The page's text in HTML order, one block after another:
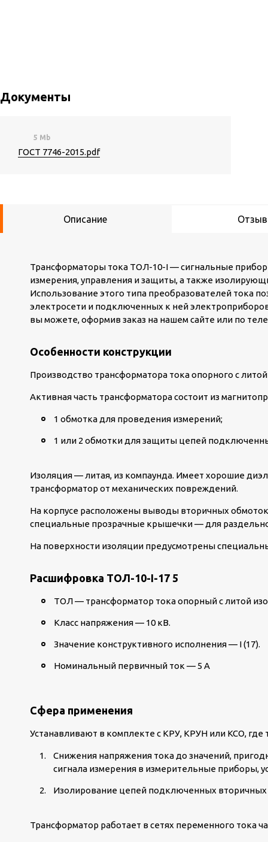
Документы
5 Mb
ГОСТ 7746-2015.pdf
Описание
Трансформаторы тока ТОЛ-10-I — сигнальные
измерения, управления и защиты, а также
Использование этого типа преобразователей тока
электросети и подключенных к ней
вы можете, оформив заказ на нашем сайте или по
Особенности конструкции
Производство трансформатора тока опорного с
Активная часть трансформатора состоит из
1 обмотка для проведения измерений;
1 или 2 обмотки для защиты цепей
Изоляция — литая, из компаунда. Имеет хорошие
трансформатор от механических повреждений.
На корпусе расположены выводы вторичных
специальные прозрачные крышечки — для
На поверхности изоляции предусмотрены
Расшифровка ТОЛ-10-I-17 5
ТОЛ — трансформатор тока опорный с литой
Класс напряжения — 10 кВ.
Значение конструктивного исполнения — I (17).
Номинальный первичный ток — 5 А
Сфера применения
Устанавливают в комплекте с КРУ, КРУН или КСО,
Снижения напряжения тока до значений,
сигнала измерения в измерительные приборы,
Изолирование цепей подключенных вторичных
Трансформатор работает в сетях переменного тока